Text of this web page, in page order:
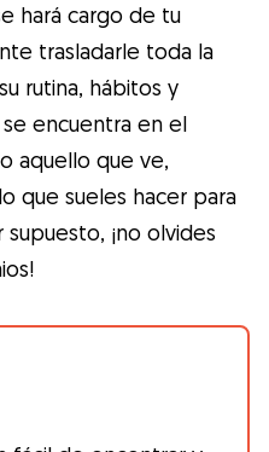
hará cargo de tu
trasladarle toda la
rutina, hábitos y
encuentra en el
aquello que ve,
que sueles hacer para
¡no olvides